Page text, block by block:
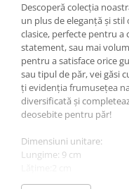
Descoperă colecția
un plus de eleganță și
clasice, perfecte pentru
statement, sau mai
pentru a satisface orice
sau tipul de păr, vei găsi
ți evidenția frumusețea
diversificată și
deosebite pentru păr!
Dimensiuni unitare:
Lungime: 9 cm